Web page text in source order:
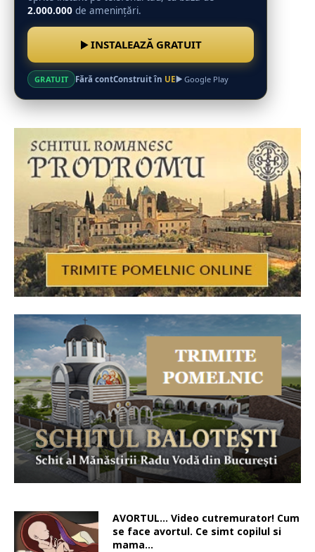
2.000.000 de amenințări.
INSTALEAZĂ GRATUIT
GRATUIT Fără contConstruit în UE Google Play
AVORTUL… Video cutremurator! Cum
se face avortul. Ce simt copilul si
mama…